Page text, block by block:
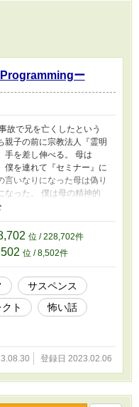
ー
故で兄を亡くしたという
親子の前に宗教法人『霊明
手を差し伸べる。 母は
僕を連れて『セミナー』に
いなりになった母は偽り
なった。 僕は母の精神的
ナーで数十人の信者たちに
ラウマを克服し健全な精神
を受ける。 催眠療法中、
しまいパニック状態に陥っ
敵を失いかけたその時、
のなかに入ってきて僕の
く似た声のそいつは僕の
。 満月の夜、僕はセンセ
位 / 228,702件
位 / 8,502件
サスペンス
ト
怖い話
登録日 2023.02.06